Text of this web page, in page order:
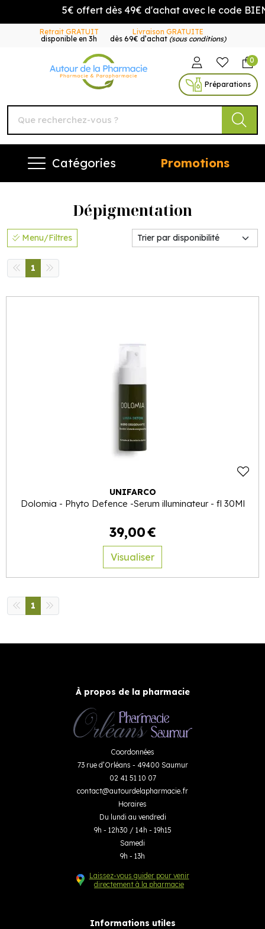
5€ offert dès 49€ d'achat avec le code
Retrait GRATUIT
disponible en 3h
Livraison GRATUITE
dès 69€ d’achat (sous conditions)
Autour de la Pharmacie
0
Préparations
Catégories Promotions
Dépigmentation
Menu/Filtres
1
UNIFARCO
Dolomia - Phyto Defence -Serum illuminateur - fl 30Ml
39,00€
Visualiser
1
À propos de la pharmacie
Coordonnées
73 rue d’Orléans - 49400 Saumur
02 41 51 10 07
contact@autourdelapharmacie.fr
Horaires
Du lundi au vendredi
9h - 12h30 / 14h - 19h15
Samedi
9h - 13h
Laissez-vous guider pour venir
directement à la pharmacie
Informations utiles